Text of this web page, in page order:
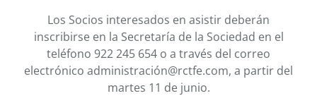
Los Socios interesados en asistir deberán
inscribirse en la Secretaría de la Sociedad en el
teléfono 922 245 654 o a través del correo
electrónico administración@rctfe.com, a partir del
martes 11 de junio.